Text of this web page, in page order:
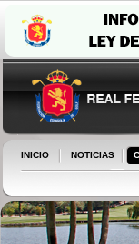
INICIO NOTICIAS